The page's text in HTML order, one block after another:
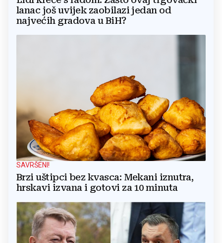
lanac još uvijek zaobilazi jedan od
najvećih gradova u BiH?
SAVRŠENI!
Brzi uštipci bez kvasca: Mekani iznutra,
hrskavi izvana i gotovi za 10 minuta